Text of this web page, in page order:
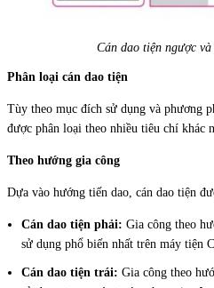
Cán dao tiện ngược
Phân loại cán dao tiện
Tùy theo mục đích sử dụng và phương
được phân loại theo nhiều tiêu chí khác
Theo hướng gia công
Dựa vào hướng tiến dao, cán dao tiện
Cán dao tiện phải: Gia công theo
sử dụng phổ biến nhất trên máy tiện
Cán dao tiện trái: Gia công theo